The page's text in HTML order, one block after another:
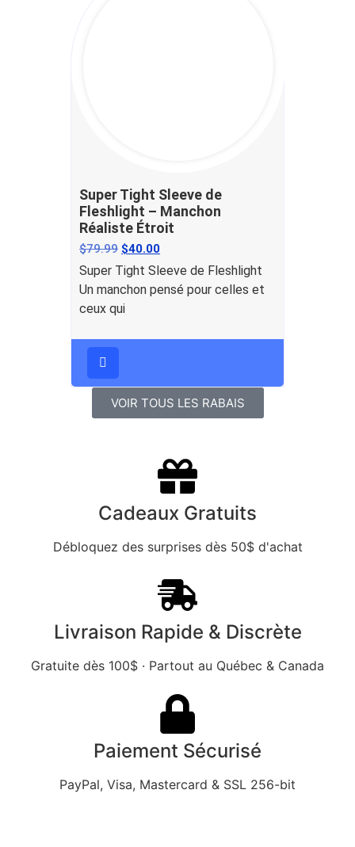
Super Tight Sleeve de
Fleshlight – Manchon
Réaliste Étroit
$79.99 $40.00
Super Tight Sleeve de Fleshlight
Un manchon pensé pour celles et
ceux qui
VOIR TOUS LES RABAIS
Cadeaux Gratuits
Débloquez des surprises dès 50$ d'achat
Livraison Rapide & Discrète
Gratuite dès 100$ · Partout au Québec & Canada
Paiement Sécurisé
PayPal, Visa, Mastercard & SSL 256-bit